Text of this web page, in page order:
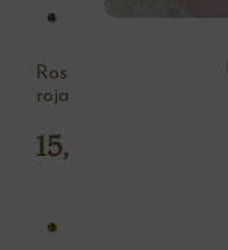
Rosa
roja
15,00